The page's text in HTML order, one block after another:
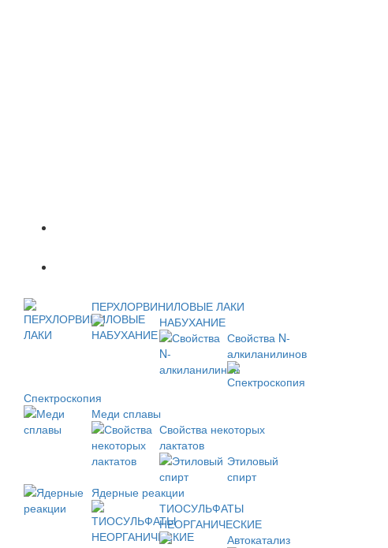
ПЕРХЛОРВИНИЛОВЫЕ ЛАКИ
НАБУХАНИЕ
Свойства N-
алкиланилинов
Спектроскопия
Меди сплавы
Свойства некоторых
лактатов
Этиловый
спирт
Ядерные реакции
ТИОСУЛЬФАТЫ
НЕОРГАНИЧЕСКИЕ
Автокатализ